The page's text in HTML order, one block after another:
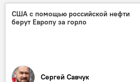
США с помощью российской нефти
берут Европу за горло
Сергей Савчук